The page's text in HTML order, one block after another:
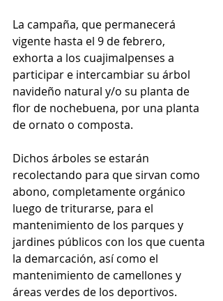
La campaña, que permanecerá
vigente hasta el 9 de febrero,
exhorta a los cuajimalpenses a
participar e intercambiar su árbol
navideño natural y/o su planta de
flor de nochebuena, por una planta
de ornato o composta.
Dichos árboles se estarán
recolectando para que sirvan como
abono, completamente orgánico
luego de triturarse, para el
mantenimiento de los parques y
jardines públicos con los que cuenta
la demarcación, así como el
mantenimiento de camellones y
áreas verdes de los deportivos.